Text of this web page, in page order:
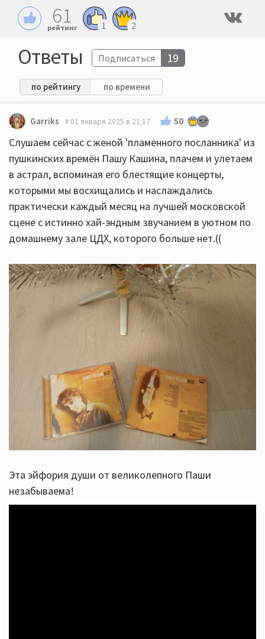
61
рейтинг 1 2
Ответы Подписаться 19
по рейтингу по времени
Garriks 01 января 2025 в 21:17 50
Слушаем сейчас с женой 'пламенного посланника' из
пушкинских времён Пашу Кашина, плачем и улетаем
в астрал, вспоминая его блестящие концерты,
которыми мы восхищались и наслаждались
практически каждый месяц на лучшей московской
сцене с истинно хай-эндным звучанием в уютном по
домашнему зале ЦДХ, которого больше нет.((
Эта эйфория души от великолепного Паши
незабываема!